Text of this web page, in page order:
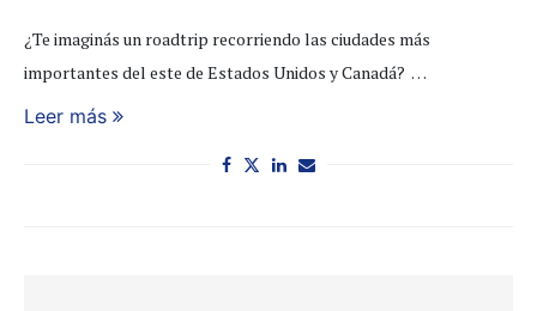
¿Te imaginás un roadtrip recorriendo las ciudades más
importantes del este de Estados Unidos y Canadá? …
Leer más